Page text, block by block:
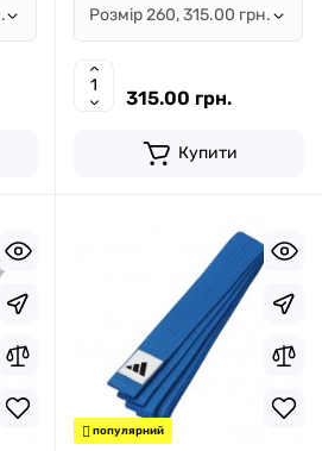
315.00 грн.
Купити
популярний